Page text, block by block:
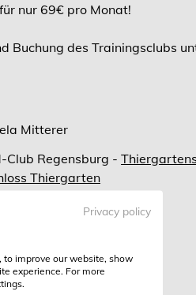
nur 69€ pro Monat!
Buchung des Trainingsclubs
Mitterer
Club Regensburg -
Thiergarten
Privacy policy
to improve our website, show
experience. For more